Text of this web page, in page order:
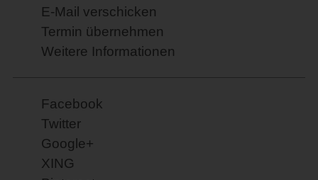
E-Mail verschicken
Termin übernehmen
Weitere Informationen
Facebook
Twitter
Google+
XING